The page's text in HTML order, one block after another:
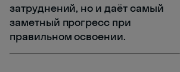
затруднений, но и даёт самый
заметный прогресс при
правильном освоении.